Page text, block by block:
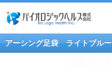
アーシング足袋 ライトブルー